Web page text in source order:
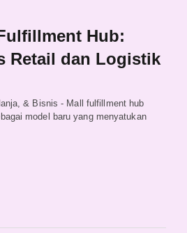
Hub:
Retail dan Logistik
& Bisnis - Mall fulfillment hub
model baru yang menyatukan